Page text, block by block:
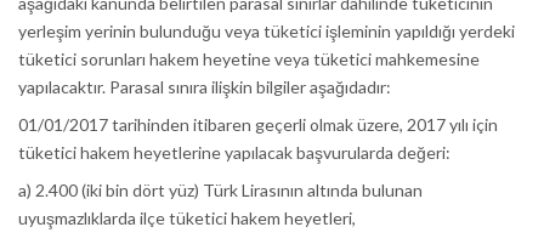
yerleşim yerinin bulunduğu veya tüketici işleminin yapıldığı yerdeki
tüketici sorunları hakem heyetine veya tüketici mahkemesine
yapılacaktır. Parasal sınıra ilişkin bilgiler aşağıdadır:
01/01/2017 tarihinden itibaren geçerli olmak üzere, 2017 yılı için
tüketici hakem heyetlerine yapılacak başvurularda değeri:
a) 2.400 (iki bin dört yüz) Türk Lirasının altında bulunan
uyuşmazlıklarda ilçe tüketici hakem heyetleri,